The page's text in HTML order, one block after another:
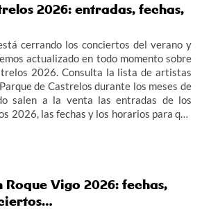
2026: entradas, fechas,
cerrando los conciertos del verano y
actualizado en todo momento sobre
2026. Consulta la lista de artistas
de Castrelos durante los meses de
salen a la venta las entradas de los
2026, las fechas y los horarios para que
Roque Vigo 2026: fechas,